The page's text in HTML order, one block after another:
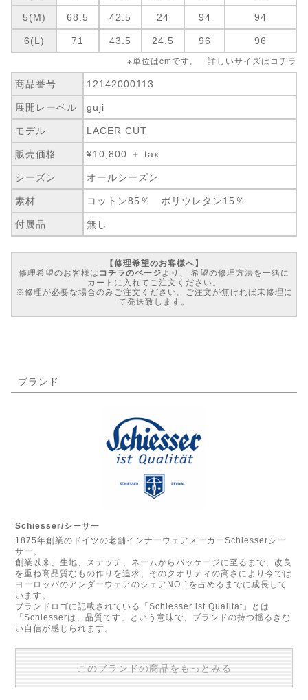
5(M) 68.5 42.5 24 94 94
6(L) 71 43.5 24.5 96 96
※単位はcmです。 詳しいサイズは コチラ
商品番号 12142000113
展開レーベル guji
モデル LACER CUT
販売価格 ¥10,800 ＋ tax
シーズン オールシーズン
素材 コットン85％ ポリウレタン15％
付属品 無し
【修理希望のお客様へ】
修理希望のお客様は コチラのページ より、 希望の修理方法を一緒に
カートに入れてご注文ください。
※修理が必要な場合のみご注文ください。ご注文が無ければ未修理に
て発送致します。
ブランド
Schiesser/シーサー
1875年創業のドイツの老舗インナーウェアメーカーSchiesserシー
サー。
創業以来、生地、ステッチ、ネームからパッケージに至るまで、改良
を重ね高品質なもの作りを追求、そのクオリティの高さにより今では
ヨーロッパのアンダーウェアのシェアNO.1を占めるまでに成長して
います。
ブランドロゴに記載されている「Schiesser ist Qualitat」とは
「Schiesserは、品質です」という意味で、ブランドの持つ揺るぎな
い自信が感じられます。
このブランドの商品をもっとみる